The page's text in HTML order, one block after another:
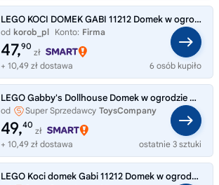
LEGO KOCI DOMEK GABI 11212 Domek w ogrodzie Wróżkici, zestaw klocków +4 lat
od korob_pl Konto: Firma
47,90
zł
+ 10,49 zł dostawa
6 osób kupiło
LEGO Gabby's Dollhouse Domek w ogrodzie Wróżkici - 11212
od Super Sprzedawcy ToysCompany
49,40
zł
+ 10,49 zł dostawa
ostatnie 3 sztuki
LEGO Koci domek Gabi 11212 Domek w ogrodzie Wróżkici